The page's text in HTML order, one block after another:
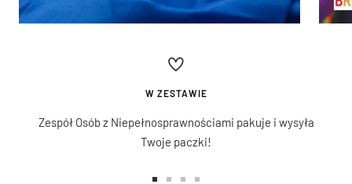
W ZESTAWIE
Zespół Osób z Niepełnosprawnościami pakuje i wysyła
Twoje paczki!